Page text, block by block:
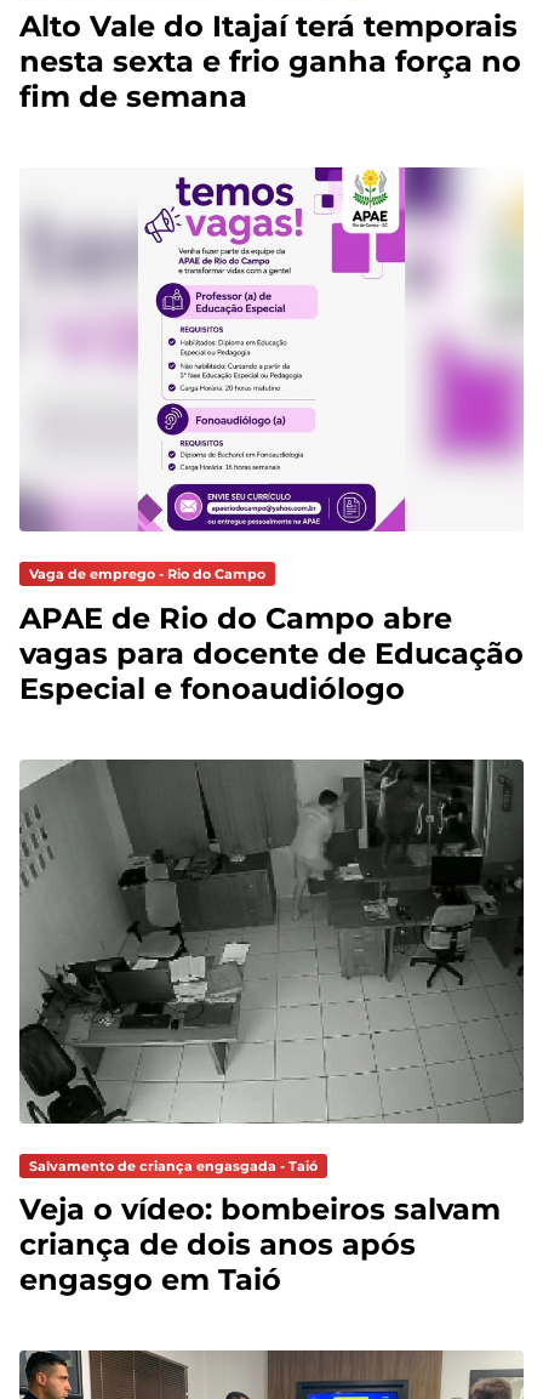
Alto Vale do Itajaí terá temporais
nesta sexta e frio ganha força no
fim de semana
Vaga de emprego - Rio do Campo
APAE de Rio do Campo abre
vagas para docente de Educação
Especial e fonoaudiólogo
Salvamento de criança engasgada - Taió
Veja o vídeo: bombeiros salvam
criança de dois anos após
engasgo em Taió